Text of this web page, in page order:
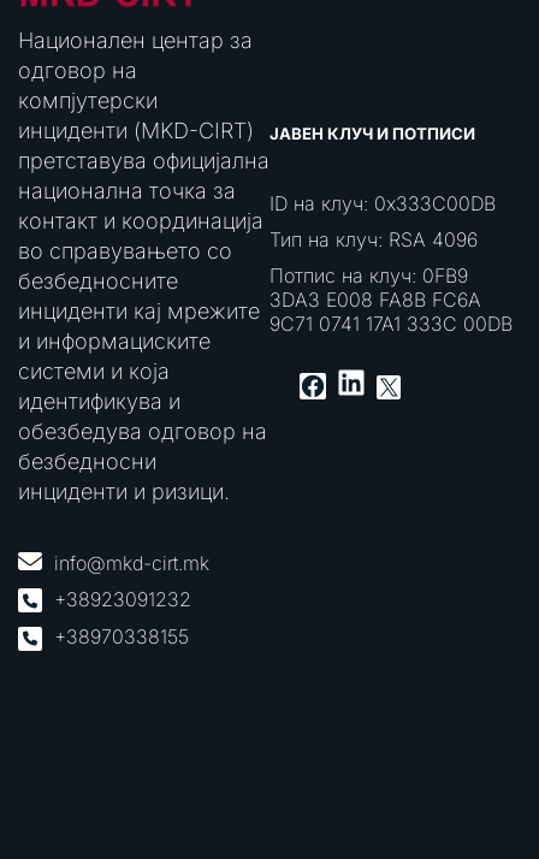
Национален центар за
одговор на
компјутерски
инциденти (MKD-CIRT)
претставува официјална
национална точка за
контакт и координација
во справувањето со
безбедносните
инциденти кај мрежите
и информациските
системи и која
идентификува и
обезбедува одговор на
безбедносни
инциденти и ризици.
info@mkd-cirt.mk
+38923091232
+38970338155
ЈАВЕН КЛУЧ И ПОТПИСИ
ID на клуч: 0x333C00DB
Тип на клуч: RSA 4096
Потпис на клуч: 0FB9
3DA3 E008 FA8B FC6A
9C71 0741 17A1 333C 00DB
Facebook
LinkedIn
X